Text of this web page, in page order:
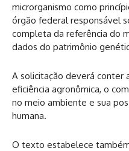
microrganismo como
órgão federal responsável
completa da referência do
dados do patrimônio
A solicitação deverá conter
eficiência agronômica, o
no meio ambiente e sua
humana.
O texto estabelece